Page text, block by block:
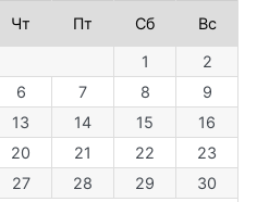
Чт Пт Сб Вс
1
2
6 7 8
9
13 14 15
16
20 21 22
23
27 28 29
30